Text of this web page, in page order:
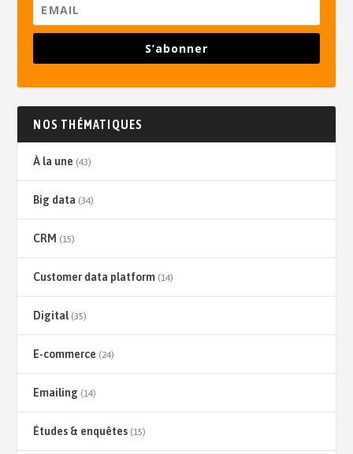
S’abonner
NOS THÉMATIQUES
À la une (43)
Big data (34)
CRM (15)
Customer data platform (14)
Digital (35)
E-commerce (24)
Emailing (14)
Études & enquêtes (15)